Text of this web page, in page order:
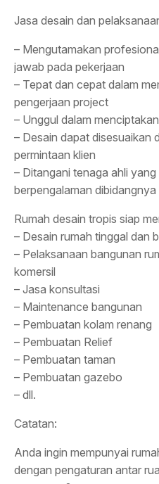
Jasa desain dan
– Mengutamakan
jawab pada pekerjaan
– Tepat dan cepat dalam
pengerjaan project
– Unggul dalam
– Desain dapat disesuaikan
permintaan klien
– Ditangani tenaga ahli
berpengalaman dibidangnya
Rumah desain tropis siap
– Desain rumah tinggal dan
– Pelaksanaan bangunan
komersil
– Jasa konsultasi
– Maintenance bangunan
– Pembuatan kolam renang
– Pembuatan Relief
– Pembuatan taman
– Pembuatan gazebo
– dll.
Catatan:
Anda ingin mempunyai
dengan pengaturan antar